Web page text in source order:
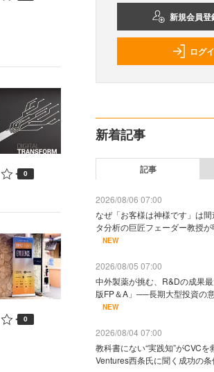
0
0
新規会員登
ログ
新着記事
記事
2026/08/06 07:00
なぜ「お客様は神様です」は
タ分析の巨匠フェーダー教授
NEW
2026/08/05 07:00
中外製薬が挑む、R&Dの成果
版FP＆A」──長期大型投資の
NEW
2026/08/04 07:00
教科書にない“実践知”がCVC
Ventures西条氏に聞く成功の条